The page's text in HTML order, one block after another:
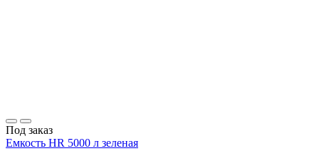
Под заказ
Емкость HR 5000 л зеленая